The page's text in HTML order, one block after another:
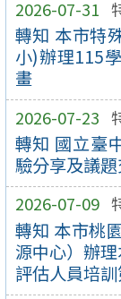
2026-07-31
轉知 本市特
小)辦理115
畫
2026-07-23
轉知 國立臺
驗分享及議
2026-07-09
轉知 本市桃
源中心）辦
評估人員培訓